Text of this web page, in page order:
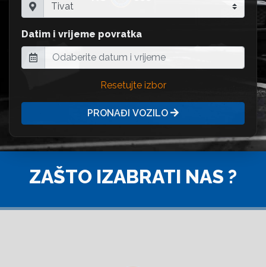
Datim i vrijeme povratka
Resetujte izbor
PRONAĐI VOZILO
ZAŠTO IZABRATI NAS ?